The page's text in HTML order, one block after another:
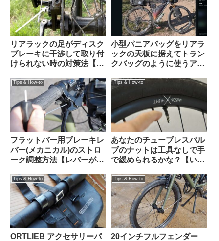
リアラックの足がディスク
ブレーキに干渉して取り付
けられない時の対策法【大
小型パニアバッグをリアラ
ックの天板に据えてトラン
クバッグのように使うアイ
ら）Ortlieb Gravel-Pack /
Tips & How-to
フラットバー用ブレーキレ
バー(メカニカル)のストロ
ーク調整方法【レバーが遠
Tips & How-to
あなたのチューブレスバル
ブのナットは工具なしで手
で緩められるかな？【いま
Tips & How-to
ORTLIEB アクセサリーパ
Tips & How-to
20インチフルフェンダー